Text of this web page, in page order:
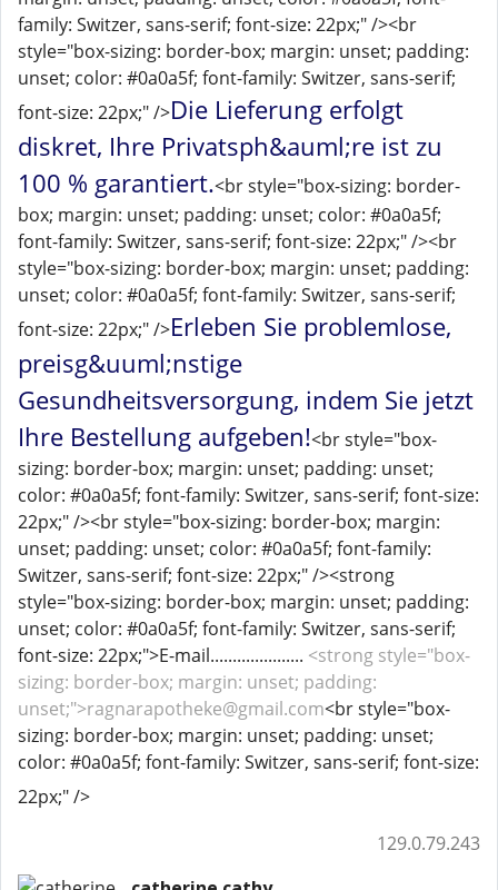
family: Switzer, sans-serif; font-size: 22px;" /><br
style="box-sizing: border-box; margin: unset; padding:
unset; color: #0a0a5f; font-family: Switzer, sans-serif;
font-size: 22px;" />Die Lieferung erfolgt
diskret, Ihre Privatsph&auml;re ist zu
100 % garantiert.<br style="box-sizing: border-
box; margin: unset; padding: unset; color: #0a0a5f;
font-family: Switzer, sans-serif; font-size: 22px;" /><br
style="box-sizing: border-box; margin: unset; padding:
unset; color: #0a0a5f; font-family: Switzer, sans-serif;
font-size: 22px;" />Erleben Sie problemlose,
preisg&uuml;nstige
Gesundheitsversorgung, indem Sie jetzt
Ihre Bestellung aufgeben!<br style="box-
sizing: border-box; margin: unset; padding: unset;
color: #0a0a5f; font-family: Switzer, sans-serif; font-size:
22px;" /><br style="box-sizing: border-box; margin:
unset; padding: unset; color: #0a0a5f; font-family:
Switzer, sans-serif; font-size: 22px;" /><strong
style="box-sizing: border-box; margin: unset; padding:
unset; color: #0a0a5f; font-family: Switzer, sans-serif;
font-size: 22px;">E-mail..................... <strong style="box-
sizing: border-box; margin: unset; padding:
unset;">ragnarapotheke@gmail.com<br style="box-
sizing: border-box; margin: unset; padding: unset;
color: #0a0a5f; font-family: Switzer, sans-serif; font-size:
22px;" />
129.0.79.243